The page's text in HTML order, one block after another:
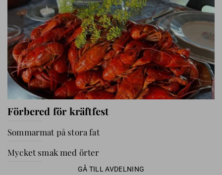
Förbered för kräftfest
Sommarmat på stora fat
Mycket smak med örter
GÅ TILL AVDELNING